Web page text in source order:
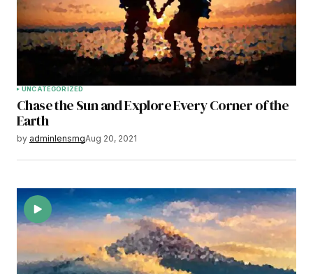
UNCATEGORIZED
Chase the Sun and Explore Every Corner of the
Earth
by adminlensmgAug 20, 2021